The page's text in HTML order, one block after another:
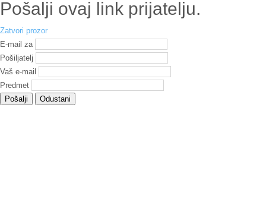
Pošalji ovaj link prijatelju.
Zatvori prozor
E-mail za
Pošiljatelj
Vaš e-mail
Predmet
Pošalji
Odustani